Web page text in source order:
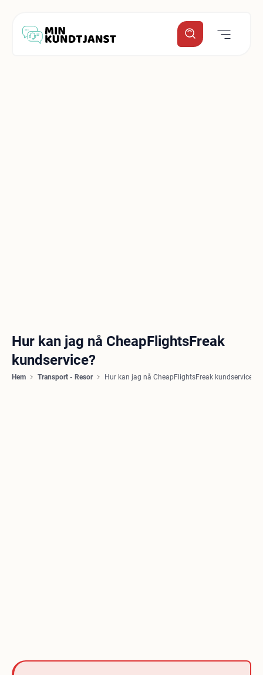
Hur kan jag nå CheapFlightsFreak
kundservice?
Hem Transport - Resor Hur kan jag nå CheapFlightsFreak kundservice?